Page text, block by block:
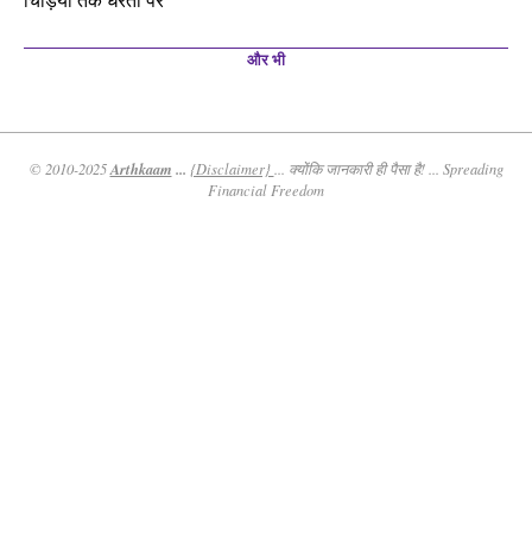
और भी
© 2010-2025Arthkaam ... {Disclaimer}
... क्योंकि जानकारी ही पैसा है! ... Spreading
Financial Freedom